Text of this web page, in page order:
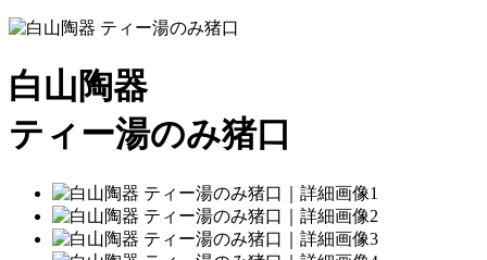
白山陶器
ティー湯のみ猪口